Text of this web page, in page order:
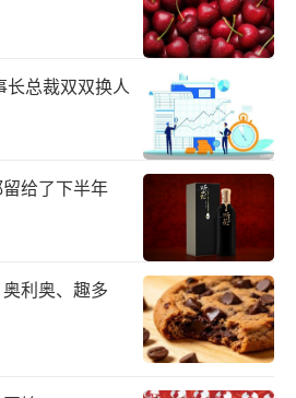
非如此。第三方数据平台
25日-4月29日，即5天河南
累计销售额至少超过1.3亿
万-5000万元。而4月1
行日均销售额为750万-100
南行”为与辉同行直播间贡
行直播间4月GMV下跌和董
。
同行的排班，一般晚间8点-1
长总裁双双换人
给了下半年
利奥、趣多